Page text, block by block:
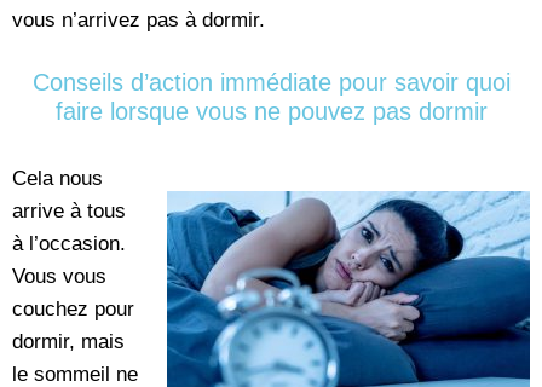
vous n’arrivez pas à dormir.
Conseils d’action immédiate pour savoir quoi
faire lorsque vous ne pouvez pas dormir
Cela nous
arrive à tous
à l’occasion.
Vous vous
couchez pour
dormir, mais
le sommeil ne